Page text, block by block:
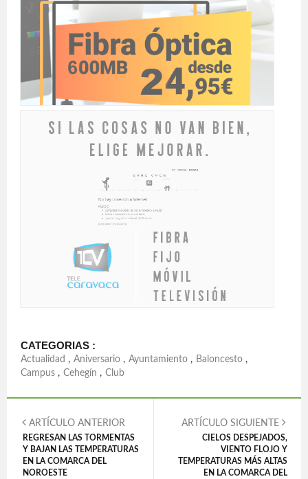
CATEGORIAS :
Actualidad , Aniversario , Ayuntamiento , Baloncesto ,
Campus , Cehegín , Club
ARTÍCULO ANTERIOR
REGRESAN LAS TORMENTAS
Y BAJAN LAS TEMPERATURAS
EN LA COMARCA DEL
NOROESTE
ARTÍCULO SIGUIENTE
CIELOS DESPEJADOS,
VIENTO FLOJO Y
TEMPERATURAS MÁS ALTAS
EN LA COMARCA DEL